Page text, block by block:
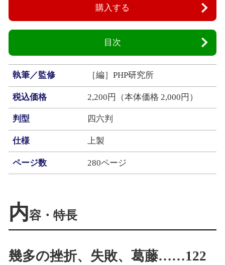
購入する
目次
執筆／監修 ［編］PHP研究所
税込価格 2,200円（本体価格 2,000円）
判型 四六判
仕様 上製
ページ数 280ページ
内容・特長
幾多の挫折、失敗、葛藤……122